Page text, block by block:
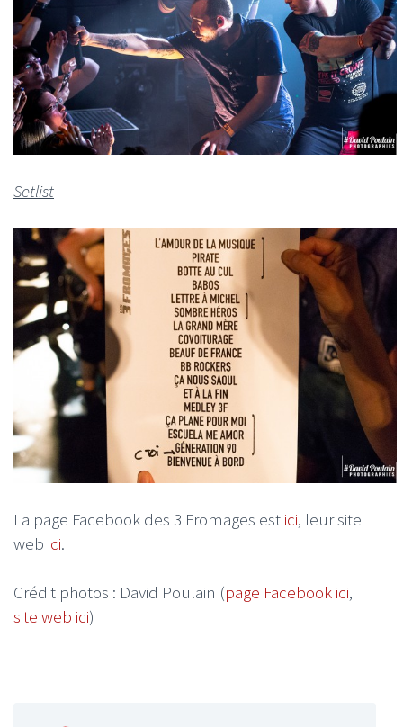
Setlist
La page Facebook des 3 Fromages est ici, leur site
web ici.
Crédit photos : David Poulain (page Facebook ici,
site web ici)